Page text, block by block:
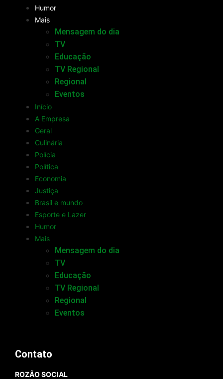
Humor
Mais
Mensagem do dia
TV
Educação
TV Regional
Regional
Eventos
Início
A Empresa
Geral
Culinária
Polícia
Política
Economia
Justiça
Brasil e mundo
Esporte e Lazer
Humor
Mais
Mensagem do dia
TV
Educação
TV Regional
Regional
Eventos
Contato
ROZÃO SOCIAL